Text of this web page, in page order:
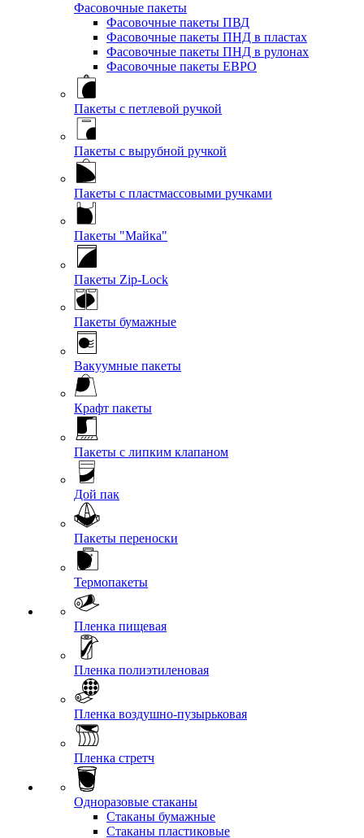
Фасовочные пакеты
Фасовочные пакеты ПВД
Фасовочные пакеты ПНД в пластах
Фасовочные пакеты ПНД в рулонах
Фасовочные пакеты ЕВРО
Пакеты с петлевой ручкой
Пакеты с вырубной ручкой
Пакеты с пластмассовыми ручками
Пакеты "Майка"
Пакеты Zip-Lock
Пакеты бумажные
Вакуумные пакеты
Крафт пакеты
Пакеты с липким клапаном
Дой пак
Пакеты переноски
Термопакеты
Пленка пищевая
Пленка полиэтиленовая
Пленка воздушно-пузырьковая
Пленка стретч
Одноразовые стаканы
Стаканы бумажные
Стаканы пластиковые